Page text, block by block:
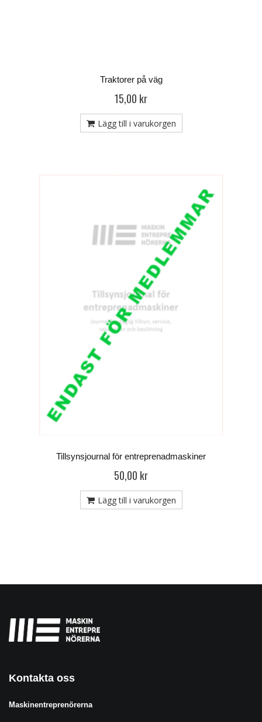
Traktorer på väg
15,00 kr
Lägg till i varukorgen
Tillsynsjournal för entreprenadmaskiner
50,00 kr
Lägg till i varukorgen
Kontakta oss
Maskinentreprenörerna